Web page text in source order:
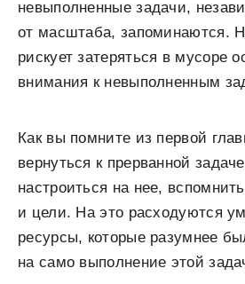
невыполненные задачи,
от масштаба, запоминаются.
рискует затеряться в мусоре
внимания к невыполненным
Как вы помните из первой
вернуться к прерванной
настроиться на нее,
и цели. На это расходуются
ресурсы, которые разумнее
на само выполнение этой